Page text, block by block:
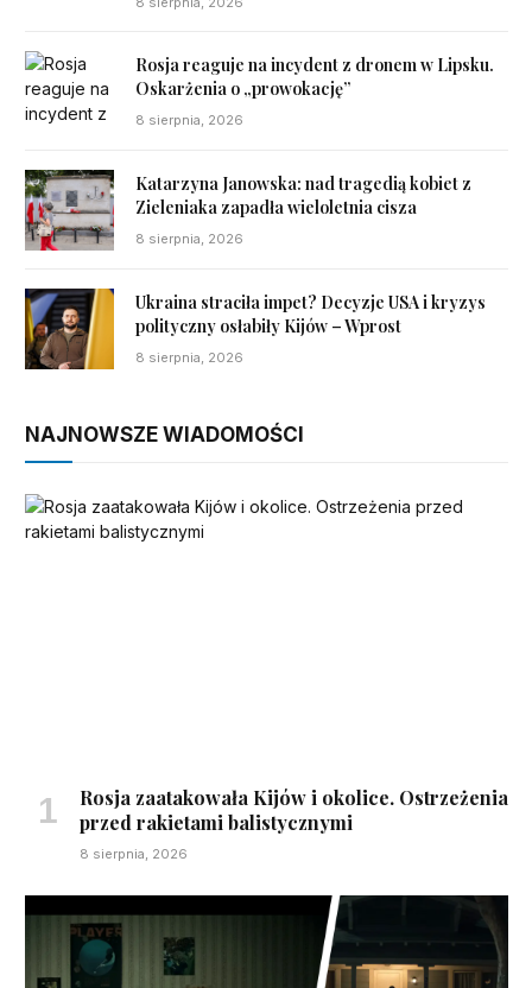
Rosja reaguje na incydent z dronem w Lipsku.
Oskarżenia o „prowokację”
8 sierpnia, 2026
Katarzyna Janowska: nad tragedią kobiet z
Zieleniaka zapadła wieloletnia cisza
8 sierpnia, 2026
Ukraina straciła impet? Decyzje USA i kryzys
polityczny osłabiły Kijów – Wprost
8 sierpnia, 2026
NAJNOWSZE WIADOMOŚCI
Rosja zaatakowała Kijów i okolice. Ostrzeżenia
przed rakietami balistycznymi
8 sierpnia, 2026